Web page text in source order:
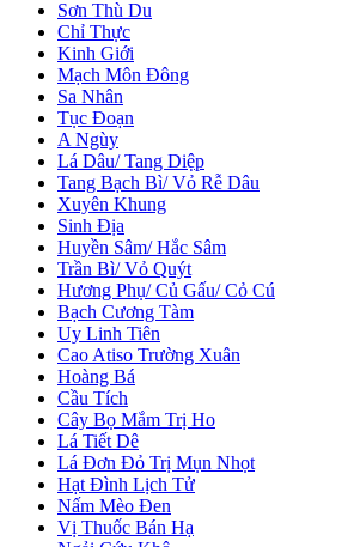
Sơn Thù Du
Chỉ Thực
Kinh Giới
Mạch Môn Đông
Sa Nhân
Tục Đoạn
A Ngùy
Lá Dâu/ Tang Diệp
Tang Bạch Bì/ Vỏ Rễ Dâu
Xuyên Khung
Sinh Địa
Huyền Sâm/ Hắc Sâm
Trần Bì/ Vỏ Quýt
Hương Phụ/ Củ Gấu/ Cỏ Cú
Bạch Cương Tàm
Uy Linh Tiên
Cao Atiso Trường Xuân
Hoàng Bá
Cầu Tích
Cây Bọ Mắm Trị Ho
Lá Tiết Dê
Lá Đơn Đỏ Trị Mụn Nhọt
Hạt Đình Lịch Tử
Nấm Mèo Đen
Vị Thuốc Bán Hạ